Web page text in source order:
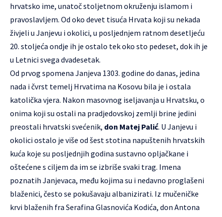
hrvatsko ime, unatoč stoljetnom okruženju islamom i
pravoslavljem. Od oko devet tisuća Hrvata koji su nekada
živjeli u Janjevu i okolici, u posljednjem ratnom desetljeću
20. stoljeća ondje ih je ostalo tek oko sto pedeset, dok ih je
u Letnici svega dvadesetak.
Od prvog spomena Janjeva 1303. godine do danas, jedina
nada i čvrst temelj Hrvatima na Kosovu bila je i ostala
katolička vjera. Nakon masovnog iseljavanja u Hrvatsku, o
onima koji su ostali na pradjedovskoj zemlji brine jedini
preostali hrvatski svećenik, don Matej Palić. U Janjevu i
okolici ostalo je više od šest stotina napuštenih hrvatskih
kuća koje su posljednjih godina sustavno opljačkane i
oštećene s ciljem da im se izbriše svaki trag. Imena
poznatih Janjevaca, među kojima su i nedavno proglašeni
blaženici, često se pokušavaju albanizirati. Iz mučeničke
krvi blaženih fra Serafina Glasnovića Kodića, don Antona